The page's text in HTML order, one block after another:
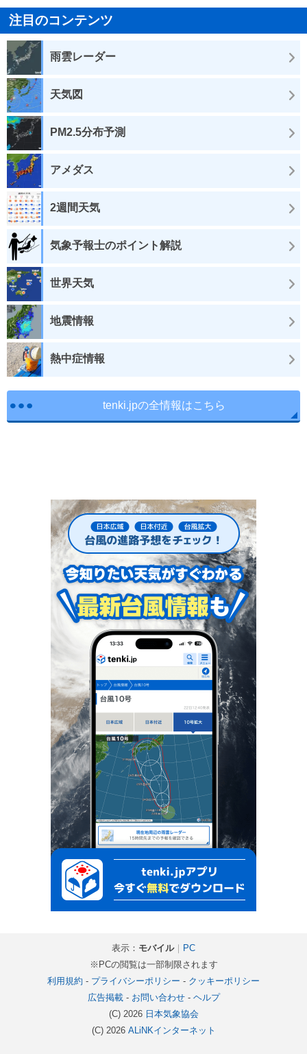
注目のコンテンツ
雨雲レーダー
天気図
PM2.5分布予測
アメダス
2週間天気
気象予報士のポイント解説
世界天気
地震情報
熱中症情報
tenki.jpの全情報はこちら
表示： モバイル｜ PC
※PCの閲覧は一部制限されます
利用規約 - プライバシーポリシー - クッキーポリシー
広告掲載- お問い合わせ- ヘルプ
(C) 2026 日本気象協会
(C) 2026 ALiNKインターネット